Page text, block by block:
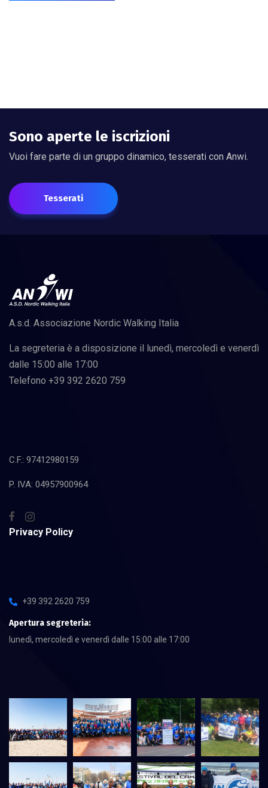
Sono aperte le iscrizioni
Vuoi fare parte di un gruppo dinamico, tesserati con Anwi.
Tesserati
A.s.d. Associazione Nordic Walking Italia
La segreteria è a disposizione il lunedì, mercoledì e venerdì
dalle 15:00 alle 17:00
Telefono +39 392 2620 759
C.F.: 97412980159
P. IVA: 04957900964
Privacy Policy
+39 392 2620 759
Apertura segreteria:
lunedì, mercoledì e venerdì dalle 15:00 alle 17:00